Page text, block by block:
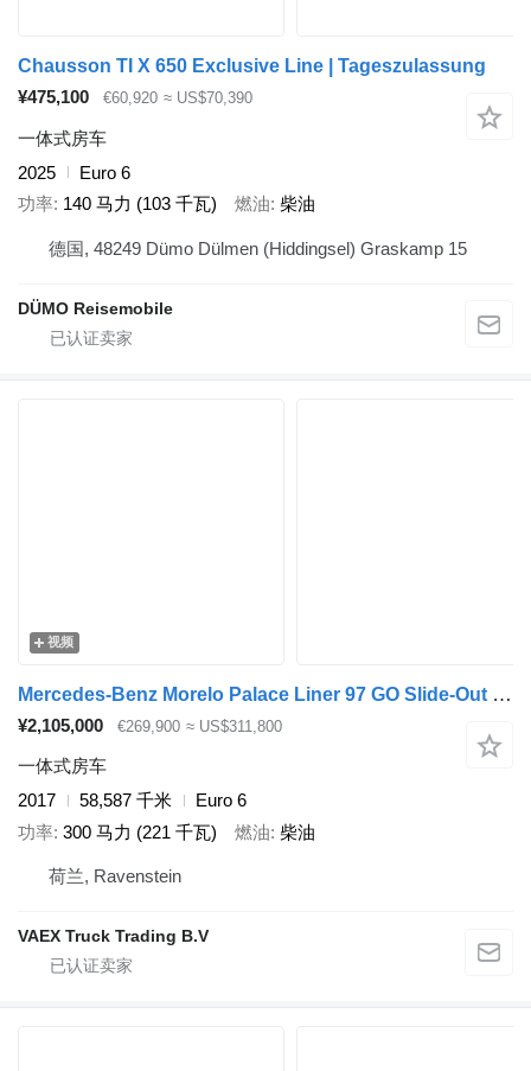
Chausson TI X 650 Exclusive Line | Tageszulassung
¥475,100
€60,920 ≈ US$70,390
一体式房车
2025
Euro 6
功率 140 马力 (103 千瓦) 燃油 柴油
德国, 48249 Dümo Dülmen (Hiddingsel) Graskamp 15
DÜMO Reisemobile
视频
Mercedes-Benz Morelo Palace Liner 97 GO Slide-Out 300pk Slide-Out + Smart Gara
¥2,105,000 €269,900 ≈ US$311,800
一体式房车
2017
58,587 千米
Euro 6
功率 300 马力 (221 千瓦) 燃油 柴油
荷兰, Ravenstein
VAEX Truck Trading B.V